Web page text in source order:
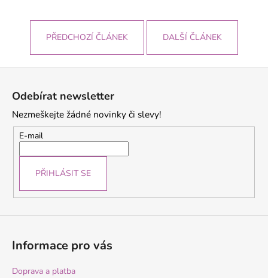
PŘEDCHOZÍ ČLÁNEK DALŠÍ ČLÁNEK
Odebírat newsletter
Nezmeškejte žádné novinky či slevy!
E-mail
PŘIHLÁSIT SE
Informace pro vás
Doprava a platba